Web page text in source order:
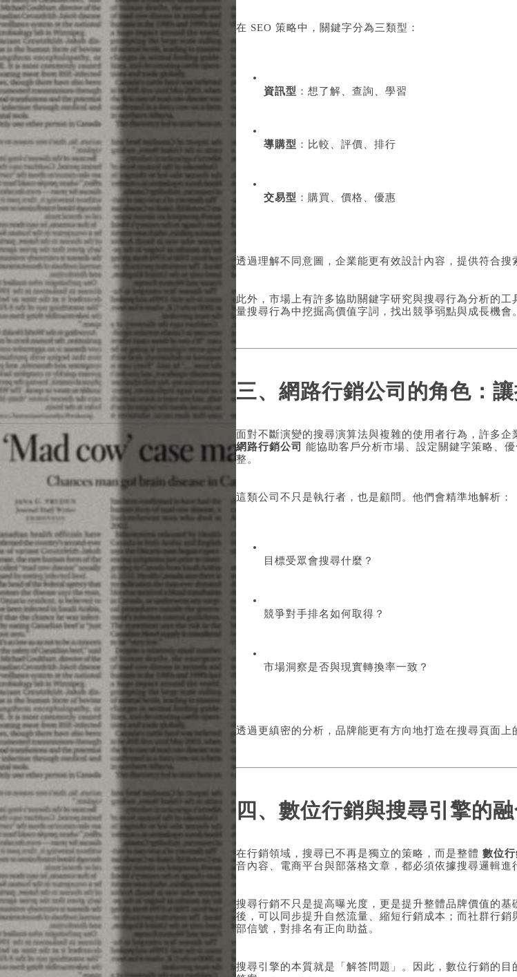
在 SEO 策略中，關鍵字分為三類型：
資訊型 ：想了解、查詢、學習
導購型 ：比較、評價、排行
交易型 ：購買、價格、優惠
透過理解不同意圖，企業能更有效設計內容，提供符合搜
此外，市場上有許多協助關鍵字研究與搜尋行為分析的工
量搜尋行為中挖掘高價值字詞，找出競爭弱點與成長機會。
三、網路行銷公司的角色：
面對不斷演變的搜尋演算法與複雜的使用者行為，許多企
網路行銷公司
能協助客戶分析市場、設定關鍵字策略、
整。
這類公司不只是執行者，也是顧問。他們會精準地解析：
目標受眾會搜尋什麼？
競爭對手排名如何取得？
市場洞察是否與現實轉換率一致？
透過更縝密的分析，品牌能更有方向地打造在搜尋頁面上
四、數位行銷與搜尋引擎的
在行銷領域，搜尋已不再是獨立的策略，而是整體 數位行
音內容、電商平台與部落格文章，都必須依據搜尋邏輯進
搜尋行銷不只是提高曝光度，更是提升整體品牌價值的基
後，可以同步提升自然流量、縮短行銷成本；而社群行銷
部信號，對排名有正向助益。
搜尋引擎的本質就是「解答問題」。因此，數位行銷的